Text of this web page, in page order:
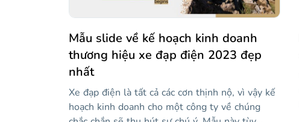
Mẫu slide về kế hoạch kinh doanh
thương hiệu xe đạp điện 2023 đẹp
nhất
Xe đạp điện là tất cả các cơn thịnh nộ, vì vậy kế
hoạch kinh doanh cho một công ty về chúng